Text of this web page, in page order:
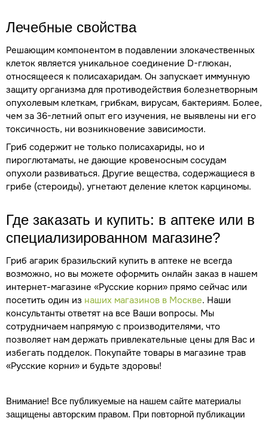
Лечебные свойства
Решающим компонентом в подавлении злокачественных
клеток является уникальное соединение D-глюкан,
относящееся к полисахаридам. Он запускает иммунную
защиту организма для противодействия болезнетворным
опухолевым клеткам, грибкам, вирусам, бактериям. Более,
чем за 36-летний опыт его изучения, не выявлены ни его
токсичность, ни возникновение зависимости.
Гриб содержит не только полисахариды, но и
пироглютаматы, не дающие кровеносным сосудам
опухоли развиваться. Другие вещества, содержащиеся в
грибе (стероиды), угнетают деление клеток карциномы.
Где заказать и купить: в аптеке или в
специализированном магазине?
Гриб агарик бразильский купить в аптеке не всегда
возможно, но вы можете оформить онлайн заказ в нашем
интернет-магазине «Русские корни» прямо сейчас или
посетить один из наших магазинов в Москве. Наши
консультанты ответят на все Ваши вопросы. Мы
сотрудничаем напрямую с производителями, что
позволяет нам держать привлекательные цены для Вас и
избегать подделок. Покупайте товары в магазине трав
«Русские корни» и будьте здоровы!
Внимание! Все публикуемые на нашем сайте материалы
защищены авторским правом. При повторной публикации